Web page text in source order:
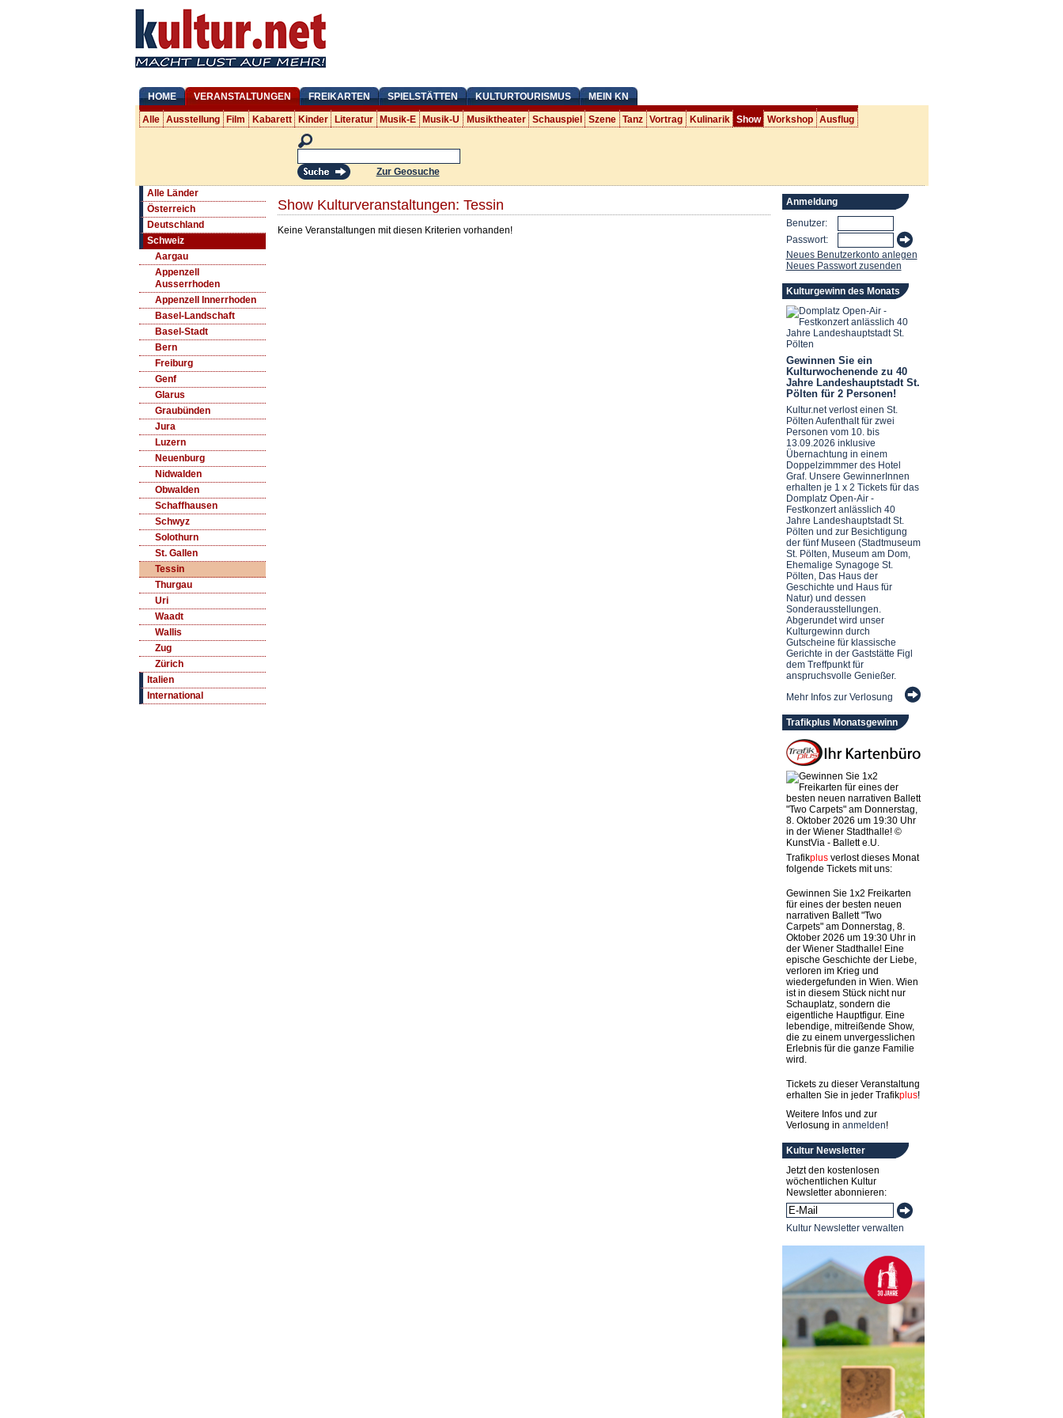
HOME VERANSTALTUNGEN FREIKARTEN SPIELSTÄTTEN KULTURTOURISMUS MEIN KN
Alle Ausstellung Film Kabarett Kinder Literatur Musik-E Musik-U Musiktheater Schauspiel Szene Tanz Vortrag Kulinarik Show Workshop Ausflug
Zur Geosuche
Alle Länder
Österreich
Deutschland
Schweiz
Aargau
Appenzell
Ausserrhoden
Appenzell Innerrhoden
Basel-Landschaft
Basel-Stadt
Bern
Freiburg
Genf
Glarus
Graubünden
Jura
Luzern
Neuenburg
Nidwalden
Obwalden
Schaffhausen
Schwyz
Solothurn
St. Gallen
Tessin
Thurgau
Uri
Waadt
Wallis
Zug
Zürich
Italien
International
Show Kulturveranstaltungen: Tessin
Keine Veranstaltungen mit diesen Kriterien vorhanden!
Anmeldung
Benutzer:
Passwort:
Neues Benutzerkonto anlegen
Neues Passwort zusenden
Kulturgewinn des Monats
Gewinnen Sie ein
Kulturwochenende zu 40
Jahre Landeshauptstadt St.
Pölten für 2 Personen!
Kultur.net verlost einen St.
Pölten Aufenthalt für zwei
Personen vom 10. bis
13.09.2026 inklusive
Übernachtung in einem
Doppelzimmmer des Hotel
Graf. Unsere GewinnerInnen
erhalten je 1 x 2 Tickets für das
Domplatz Open-Air -
Festkonzert anlässlich 40
Jahre Landeshauptstadt St.
Pölten und zur Besichtigung
der fünf Museen (Stadtmuseum
St. Pölten, Museum am Dom,
Ehemalige Synagoge St.
Pölten, Das Haus der
Geschichte und Haus für
Natur) und dessen
Sonderausstellungen.
Abgerundet wird unser
Kulturgewinn durch
Gutscheine für klassische
Gerichte in der Gaststätte Figl
dem Treffpunkt für
anspruchsvolle Genießer.
Mehr Infos zur Verlosung
Trafikplus Monatsgewinn
Trafikplusverlost dieses Monat
folgende Tickets mit uns:
Gewinnen Sie 1x2 Freikarten
für eines der besten neuen
narrativen Ballett "Two
Carpets" am Donnerstag, 8.
Oktober 2026 um 19:30 Uhr in
der Wiener Stadthalle! Eine
epische Geschichte der Liebe,
verloren im Krieg und
wiedergefunden in Wien. Wien
ist in diesem Stück nicht nur
Schauplatz, sondern die
eigentliche Hauptfigur. Eine
lebendige, mitreißende Show,
die zu einem unvergesslichen
Erlebnis für die ganze Familie
wird.
Tickets zu dieser Veranstaltung
erhalten Sie in jeder Trafikplus!
Weitere Infos und zur
Verlosung in anmelden!
Kultur Newsletter
Jetzt den kostenlosen
wöchentlichen Kultur
Newsletter abonnieren:
Kultur Newsletter verwalten